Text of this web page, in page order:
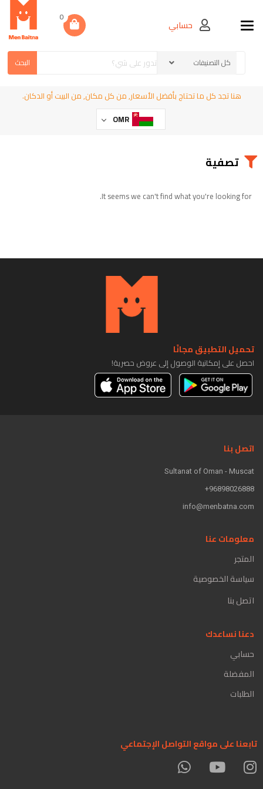
Toggle navigationحسابي
0
البحث
هنا تجد كل ما تحتاج بأفضل الأسعار, من كل مكان, من البيت أو الدكان.
OMR
تصفية
It seems we can't find what you're looking for.
تحميل التطبيق مجانًا
احصل على إمكانية الوصول إلى عروض حصرية!
اتصل بنا
Sultanat of Oman - Muscat
96898026888+
info@menbatna.com
معلومات عنا
المتجر
سياسة الخصوصية
اتصل بنا
دعنا نساعدك
حسابي
المفضلة
الطلبات
تابعنا على مواقع التواصل الإجتماعي